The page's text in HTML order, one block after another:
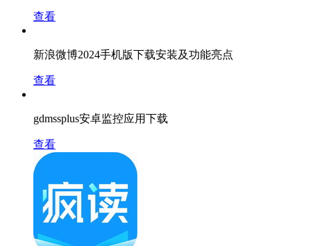
查看
新浪微博2024手机版下载安装及功能亮点
查看
gdmssplus安卓监控应用下载
查看